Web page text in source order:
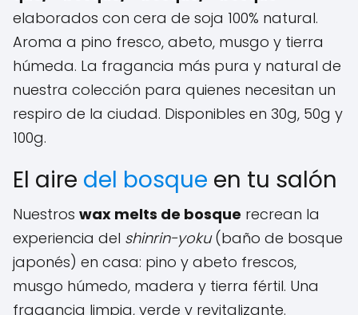
elaborados con cera de soja 100% natural.
Aroma a pino fresco, abeto, musgo y tierra
húmeda. La fragancia más pura y natural de
nuestra colección para quienes necesitan un
respiro de la ciudad. Disponibles en 30g, 50g y
100g.
El aire del bosque en tu salón
Nuestros wax melts de bosque recrean la
experiencia del shinrin-yoku(baño de bosque
japonés) en casa: pino y abeto frescos,
musgo húmedo, madera y tierra fértil. Una
fragancia limpia, verde y revitalizante.